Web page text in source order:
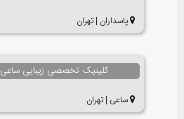
پاسداران | تهران
کلینیک تخصصی زیبایی ساعی
ساعی | تهران